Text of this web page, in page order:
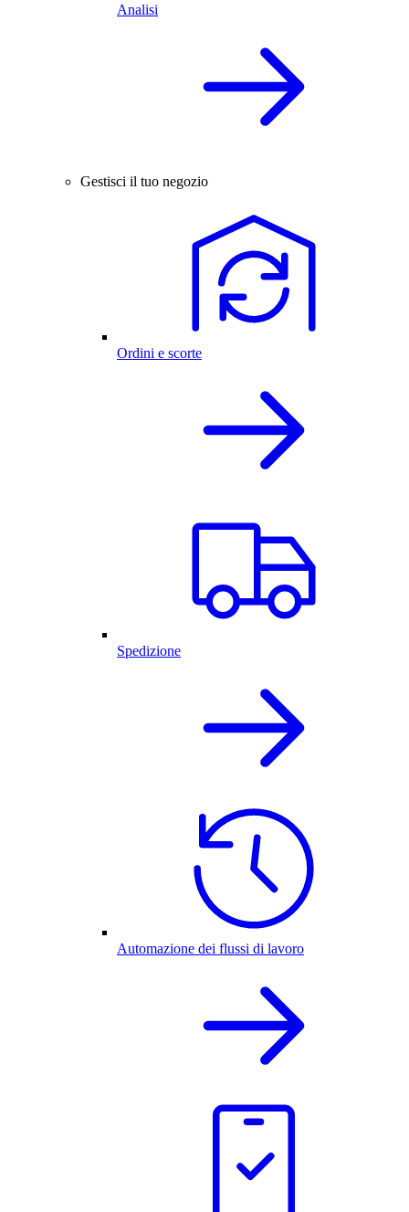
Analisi
Gestisci il tuo negozio
Ordini e scorte
Spedizione
Automazione dei flussi di lavoro